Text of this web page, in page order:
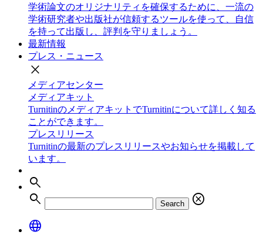
学術論文のオリジナリティを確保するために、一流の
学術研究者や出版社が信頼するツールを使って、自信
を持って出版し、評判を守りましょう。
最新情報
プレス・ニュース
close
メディアセンター
メディアキット
TurnitinのメディアキットでTurnitinについて詳しく知る
ことができます。
プレスリリース
Turnitinの最新のプレスリリースやお知らせを掲載して
います。
search
search
Search
cancel
language